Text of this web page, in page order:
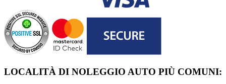
LOCALITÀ DI NOLEGGIO AUTO PIÙ COMUNI: